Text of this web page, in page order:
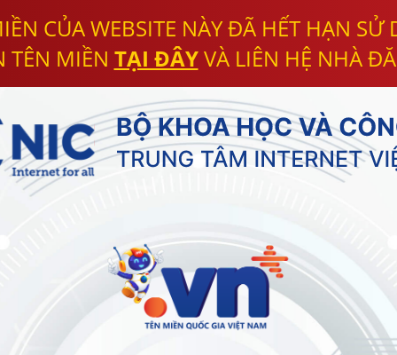
CỦA WEBSITE NÀY ĐÃ HẾT HẠN SỬ
TÊN MIỀN TẠI ĐÂYVÀ LIÊN HỆ NHÀ